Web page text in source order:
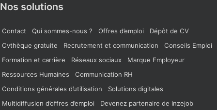
Nos solutions
Contact Qui sommes-nous ? Offres d’emploi
Dépôt de CV
Cvthèque gratuite
Recrutement et communication
Conseils Emploi
Formation et carrière
Réseaux sociaux
Marque Employeur
Ressources Humaines
Communication RH
Conditions générales d’utilisation
Solutions digitales
Multidiffusion d’offres d’emploi
Devenez partenaire de Inzejob